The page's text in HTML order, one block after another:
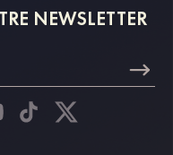
NEWSLETTER